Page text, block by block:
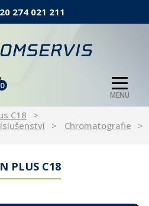
274 021 211
0
MENU
C18
Chromatografie
PLUS C18